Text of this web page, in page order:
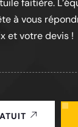
faitière.
à vous
et votre devis !